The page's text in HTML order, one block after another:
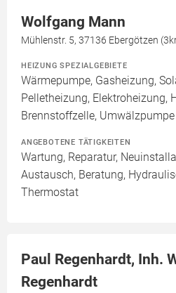
Wolfgang Mann
Mühlenstr. 5, 37136 Ebergötzen
HEIZUNG SPEZIALGEBIETE
Wärmepumpe, Gasheizung,
Pelletheizung, Elektroheizung,
Brennstoffzelle, Umwälzpumpe
ANGEBOTENE TÄTIGKEITEN
Wartung, Reparatur,
Austausch, Beratung,
Thermostat
Paul Regenhardt, Inh.
Regenhardt